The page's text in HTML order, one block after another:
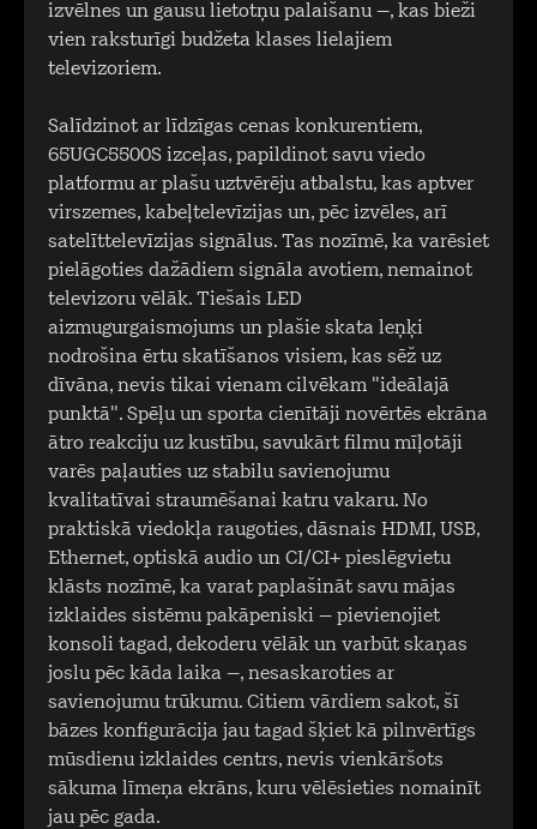
izvēlnes un gausu lietotņu palaišanu –, kas bieži
vien raksturīgi budžeta klases lielajiem
televizoriem.
Salīdzinot ar līdzīgas cenas konkurentiem,
65UGC5500S izceļas, papildinot savu viedo
platformu ar plašu uztvērēju atbalstu, kas aptver
virszemes, kabeļtelevīzijas un, pēc izvēles, arī
satelīttelevīzijas signālus. Tas nozīmē, ka varēsiet
pielāgoties dažādiem signāla avotiem, nemainot
televizoru vēlāk. Tiešais LED
aizmugurgaismojums un plašie skata leņķi
nodrošina ērtu skatīšanos visiem, kas sēž uz
dīvāna, nevis tikai vienam cilvēkam "ideālajā
punktā". Spēļu un sporta cienītāji novērtēs ekrāna
ātro reakciju uz kustību, savukārt filmu mīļotāji
varēs paļauties uz stabilu savienojumu
kvalitatīvai straumēšanai katru vakaru. No
praktiskā viedokļa raugoties, dāsnais HDMI, USB,
Ethernet, optiskā audio un CI/CI+ pieslēgvietu
klāsts nozīmē, ka varat paplašināt savu mājas
izklaides sistēmu pakāpeniski – pievienojiet
konsoli tagad, dekoderu vēlāk un varbūt skaņas
joslu pēc kāda laika –, nesaskaroties ar
savienojumu trūkumu. Citiem vārdiem sakot, šī
bāzes konfigurācija jau tagad šķiet kā pilnvērtīgs
mūsdienu izklaides centrs, nevis vienkāršots
sākuma līmeņa ekrāns, kuru vēlēsieties nomainīt
jau pēc gada.